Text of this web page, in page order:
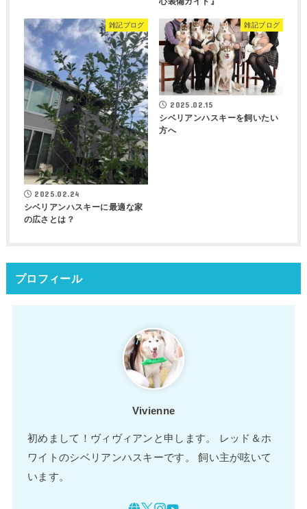
雑記ブログ
2025.02.24
シベリアンハスキーに最適な家
の広さとは？
雑記ブログ
2025.02.15
シベリアンハスキーを飼いたい
方へ
プロフィール
Vivienne
初めまして！ヴィヴィアンと申します。 レッド＆ホ
ワイトのシベリアンハスキーです。 飼い主が呟いて
います。